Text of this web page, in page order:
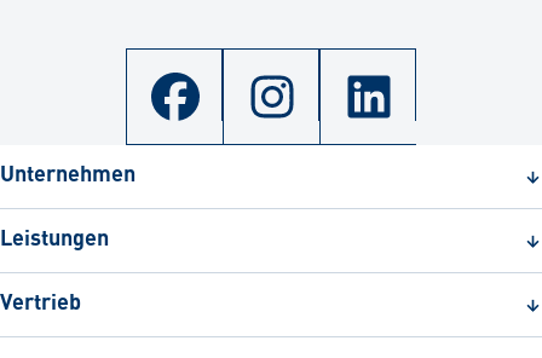
Unternehmen
Leistungen
Vertrieb